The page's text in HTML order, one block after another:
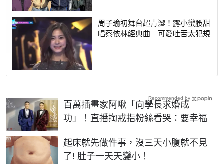
周子瑜初舞台超青澀！露小蠻腰甜
唱蔡依林經典曲 可愛吐舌太犯規
百萬插畫家阿啾「向學長求婚成
功」！直播掏戒指粉絲看哭：要幸福
起床就先做件事，沒三天小腹就不見
了! 肚子一天天變小！
PR
Recommended by